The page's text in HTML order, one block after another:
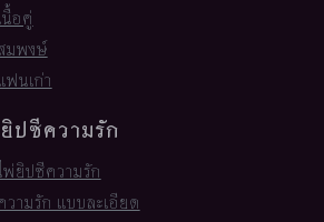
อคู่
มพงษ์
นเก่า
ปซีความรัก
พ่ยิปซีความรัก
วามรัก แบบละเอียด